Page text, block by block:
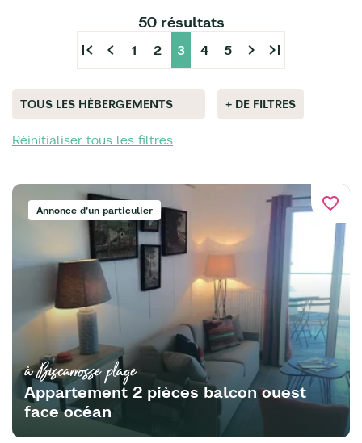
50 résultats
first_page chevron_left 1 2 3 4 5 chevron_right last_page
TOUS LES HÉBERGEMENTS + DE FILTRES
Réinitialiser tous les filtres
favorite_border
Annonce d'un particulier
à Biscarrosse plage
Appartement 2 pièces balcon ouest
face océan